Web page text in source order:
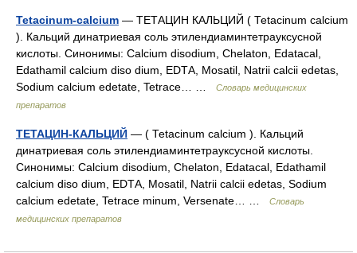
Tetacinum-calcium — ТЕТАЦИН КАЛЬЦИЙ ( Теtacinum саlcium
). Кальций динатриевая соль этилендиаминтетрауксусной
кислоты. Синонимы: Саlcium disodium, Chelaton, Edatacal,
Edathamil calcium diso dium, ЕDТА, Mosatil, Natrii calcii edetas,
Sodium calcium edetate, Tetrace… …
Словарь медицинских
препаратов
ТЕТАЦИН-КАЛЬЦИЙ — ( Теtacinum саlcium ). Кальций
динатриевая соль этилендиаминтетрауксусной кислоты.
Синонимы: Саlcium disodium, Chelaton, Edatacal, Edathamil
calcium diso dium, ЕDТА, Mosatil, Natrii calcii edetas, Sodium
calcium edetate, Tetrace minum, Versenate… …
Словарь
медицинских препаратов